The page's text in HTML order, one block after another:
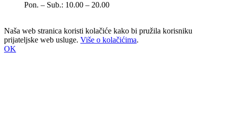
Pon. – Sub.: 10.00 – 20.00
Naša web stranica koristi kolačiće kako bi pružila korisniku
prijateljske web usluge. Više o kolačićima.
OK